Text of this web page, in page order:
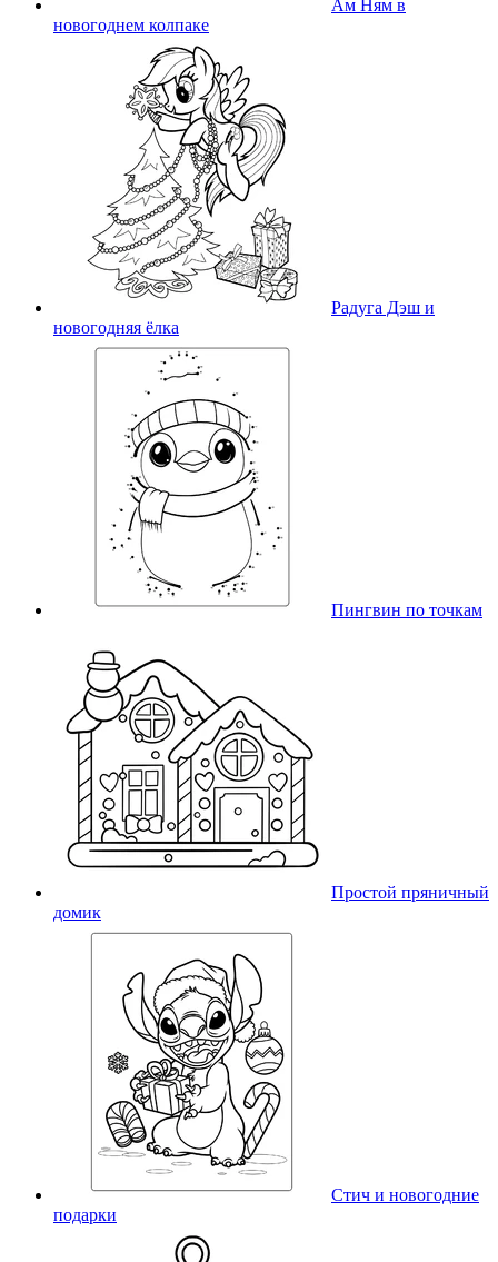
Ам Ням в
новогоднем колпаке
Радуга Дэш и
новогодняя ёлка
Пингвин по точкам
Простой пряничный
домик
Стич и новогодние
подарки